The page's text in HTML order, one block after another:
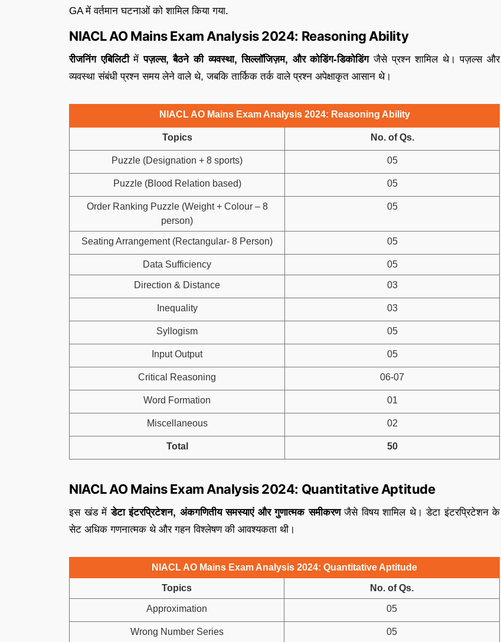
GA में वर्तमान घटनाओं को शामिल किया गया.
NIACL AO Mains Exam Analysis 2024: Reasoning Ability
रीजनिंग एबिलिटीमेंपज़ल्स, बैठने की व्यवस्था, सिल्लॉजिज़म, और कोडिंग-डिकोडिंगजैसे प्रश्न शामिल थे। पज़ल्स और
व्यवस्था संबंधी प्रश्न समय लेने वाले थे, जबकि तार्किक तर्क वाले प्रश्न अपेक्षाकृत आसान थे।
NIACL AO Mains Exam Analysis 2024: Reasoning Ability
Topics No. of Qs.
Puzzle (Designation + 8 sports) 05
Puzzle (Blood Relation based) 05
Order Ranking Puzzle (Weight + Colour – 8
person)
05
Seating Arrangement (Rectangular- 8 Person) 05
Data Sufficiency 05
Direction & Distance 03
Inequality 03
Syllogism 05
Input Output 05
Critical Reasoning 06-07
Word Formation 01
Miscellaneous 02
Total 50
NIACL AO Mains Exam Analysis 2024: Quantitative Aptitude
इस खंड मेंडेटा इंटरप्रिटेशन, अंकगणितीय समस्याएं और गुणात्मक समीकरणजैसे विषय शामिल थे। डेटा इंटरप्रिटेशन के
सेट अधिक गणनात्मक थे और गहन विश्लेषण की आवश्यकता थी।
NIACL AO Mains Exam Analysis 2024: Quantitative Aptitude
Topics No. of Qs.
Approximation 05
Wrong Number Series 05